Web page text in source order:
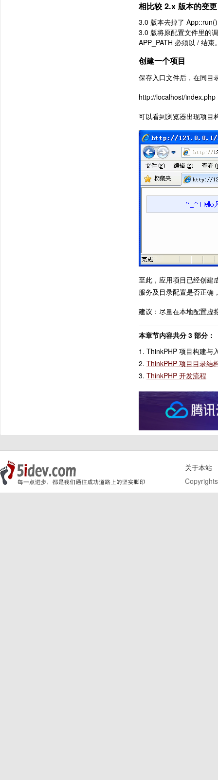
相比较 2.x 版本的变更
3.0 版本去掉了
3.0 版将原配置文件里的
APP_PATH 必须以 / 结束
创建一个项目
保存入口文件后，在同目
http://localhost/index.php
可以看到浏览器出现项目
至此，应用项目已经创建
服务及目录配置是否正确
建议：尽量在本地配置虚
本章节内容共分 3 部分：
1. ThinkPHP 项目构建与
2. ThinkPHP 项目目录结
3. ThinkPHP 开发流程
关于本站